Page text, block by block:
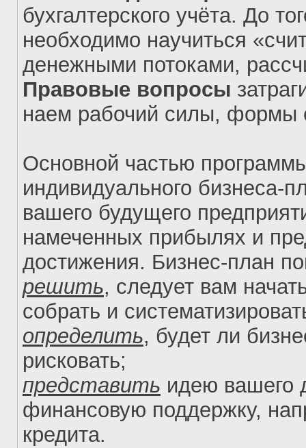
бухгалтерского учёта. До
необходимо научиться
денежными потоками,
Правовые вопросы
наем рабочий силы, формы
Основной частью
индивидуального бизнеса-
вашего будущего
намеченных прибылях и
достижения. Бизнес-план
решить, следует вам
собрать и
определить, будет ли
рисковать;
представить идею вашего
финансовую поддержку,
кредита.